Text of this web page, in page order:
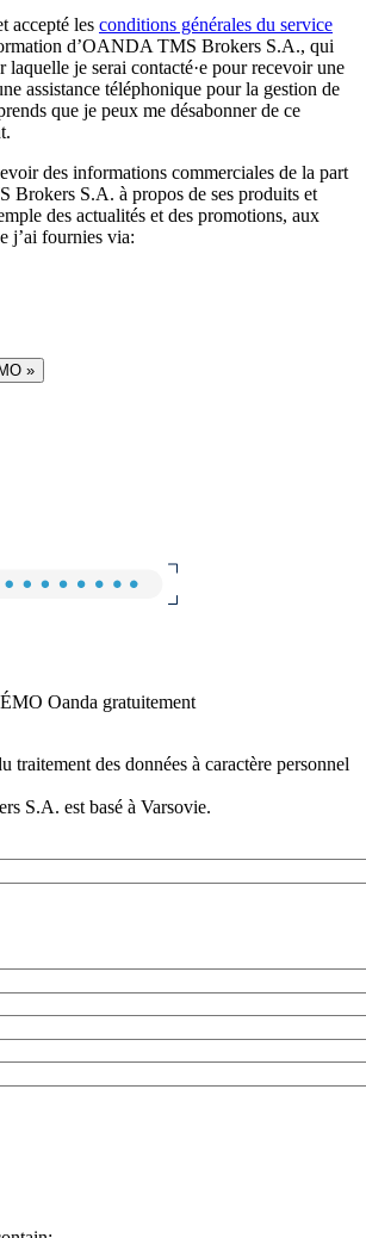
accepté les conditions générales du service
d’OANDA TMS Brokers S.A., qui
laquelle je serai contacté·e pour recevoir une
assistance téléphonique pour la gestion de
que je peux me désabonner de ce
des informations commerciales de la part
Brokers S.A. à propos de ses produits et
des actualités et des promotions, aux
j’ai fournies via:
»
Oanda gratuitement
traitement des données à caractère personnel
S.A. est basé à Varsovie.